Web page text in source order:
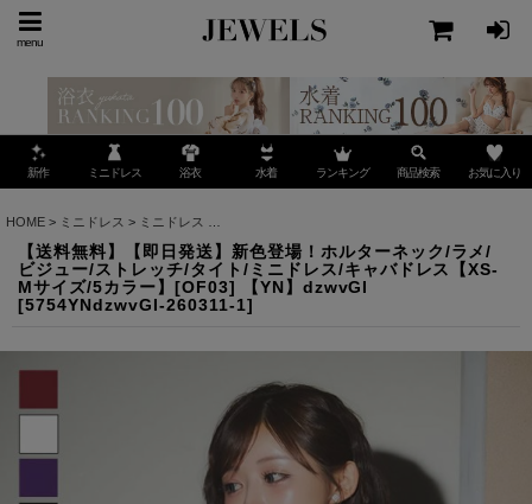
menu
新作 ミニドレス 浴衣 水着 ランキング 商品検索 お気に入り
HOME > ミニドレス > ミニドレス
【送料無料】【即日発送】新色登場！ホルターネック/ラメ/
ビジュー/ストレッチ/タイト/ミニドレス/キャバドレス【XS-
Mサイズ/5カラー】[OF03] 【YN】dzwvGI
[5754YNdzwvGI-260311-1]